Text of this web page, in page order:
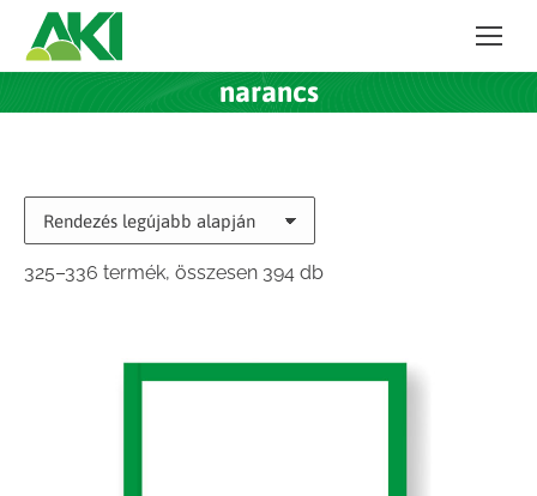
narancs
325–336 termék, összesen 394 dbSorted